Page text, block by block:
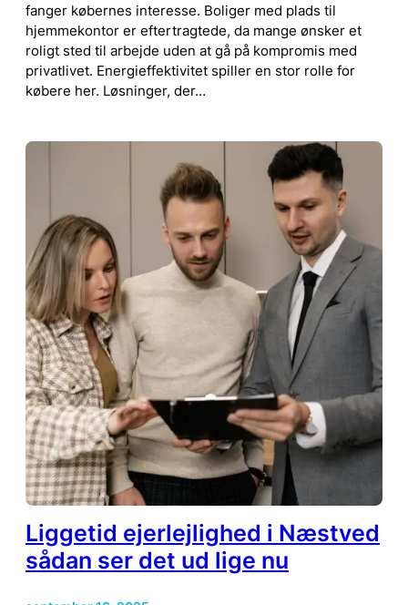
fanger købernes interesse. Boliger med plads til
hjemmekontor er eftertragtede, da mange ønsker et
roligt sted til arbejde uden at gå på kompromis med
privatlivet. Energieffektivitet spiller en stor rolle for
købere her. Løsninger, der…
Liggetid ejerlejlighed i Næstved
sådan ser det ud lige nu